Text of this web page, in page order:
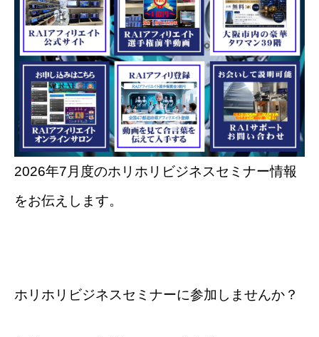
2026年7月度のホリホリビジネスセミナー情報
をお伝えします。
ホリホリビジネスセミナーに参加しませんか？